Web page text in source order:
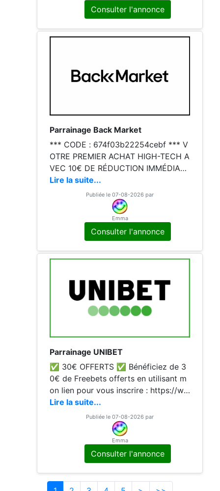
Consulter l'annonce
Parrainage Back Market
*** CODE : 674f03b22254cebf *** V
OTRE PREMIER ACHAT HIGH-TECH A
VEC 10€ DE RÉDUCTION IMMÉDIATE
!!! 📱 Faites un geste pour la planète
et votre budget avec Back Market. E
n utilisant le code
Lire la suite...
Publiée le 07-08-2026 par
Emma
Consulter l'annonce
Parrainage UNIBET
✅ 30€ OFFERTS ✅ Bénéficiez de 3
0€ de Freebets offerts en utilisant m
on lien pour vous inscrire : https://ww
w.unibet.fr/myaccount/register.html?p
romo=LXJYM ------- Étapes : 1) Inscr
ivez-vous avec mon lien ou code LXJ
YM 2) Validez votre identité 3) Effect
Lire la suite...
Publiée le 07-08-2026 par
Emma
Consulter l'annonce